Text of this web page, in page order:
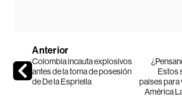
Anterior
Colombia incauta explosivos
antes de la toma de posesión
de De la Espriella
Estos
países para
América